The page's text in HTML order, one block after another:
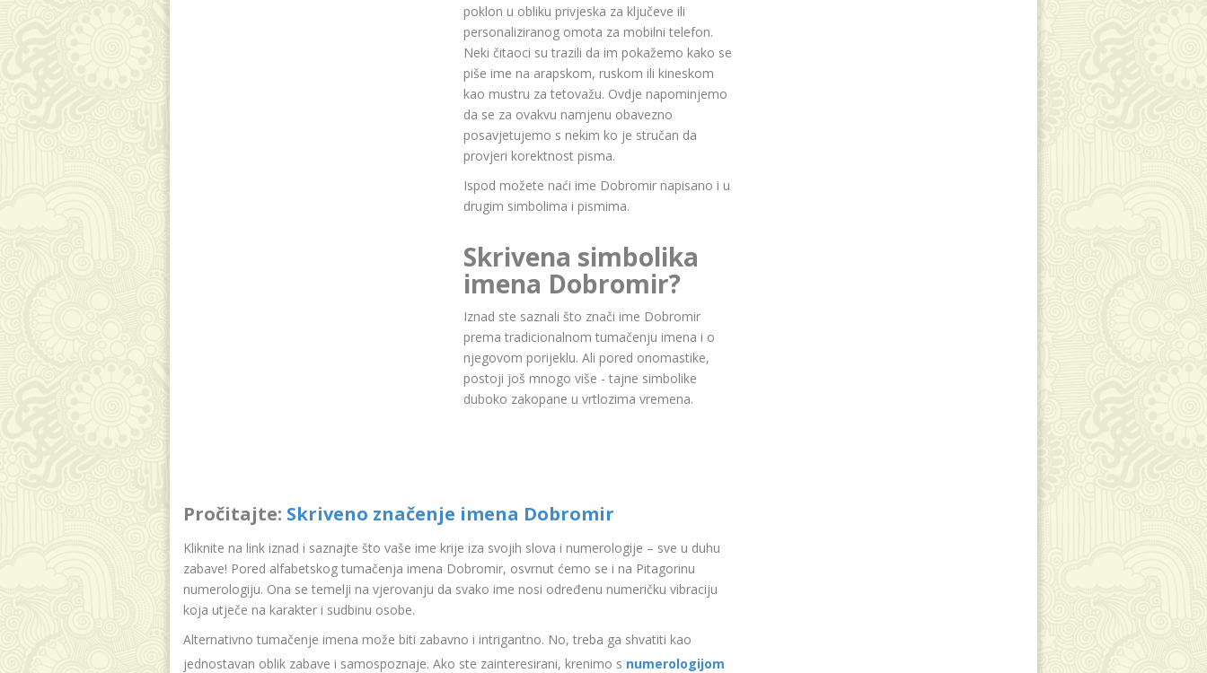
poklon u obliku privjeska za ključeve ili
personaliziranog omota za mobilni telefon.
Neki čitaoci su trazili da im pokažemo kako se
piše ime na arapskom, ruskom ili kineskom
kao mustru za tetovažu. Ovdje napominjemo
da se za ovakvu namjenu obavezno
posavjetujemo s nekim ko je stručan da
provjeri korektnost pisma.
Ispod možete naći ime Dobromir napisano i u
drugim simbolima i pismima.
Skrivena simbolika
imena Dobromir?
Iznad ste saznali što znači ime Dobromir
prema tradicionalnom tumačenju imena i o
njegovom porijeklu. Ali pored onomastike,
postoji još mnogo više - tajne simbolike
duboko zakopane u vrtlozima vremena.
Pročitajte: Skriveno značenje imena Dobromir
Kliknite na link iznad i saznajte što vaše ime krije iza svojih slova i numerologije – sve u duhu
zabave! Pored alfabetskog tumačenja imena Dobromir, osvrnut ćemo se i na Pitagorinu
numerologiju. Ona se temelji na vjerovanju da svako ime nosi određenu numeričku vibraciju
koja utječe na karakter i sudbinu osobe.
Alternativno tumačenje imena može biti zabavno i intrigantno. No, treba ga shvatiti kao
jednostavan oblik zabave i samospoznaje. Ako ste zainteresirani, krenimo s numerologijom